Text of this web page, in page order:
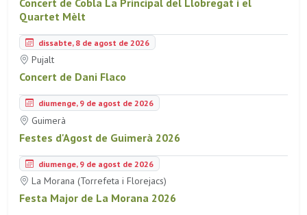
Quartet Mèlt
dissabte, 8 de agost de 2026
Pujalt
Concert de Dani Flaco
diumenge, 9 de agost de 2026
Guimerà
Festes d'Agost de Guimerà 2026
diumenge, 9 de agost de 2026
La Morana (Torrefeta i Florejacs)
Festa Major de La Morana 2026